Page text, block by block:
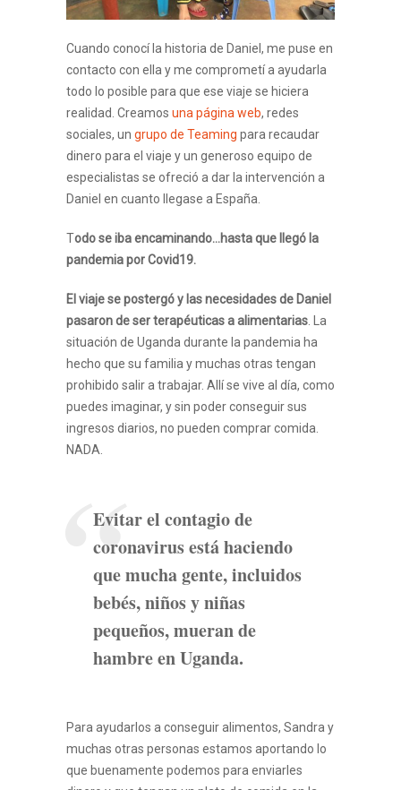
Cuando conocí la historia de Daniel, me puse en
contacto con ella y me comprometí a ayudarla
todo lo posible para que ese viaje se hiciera
realidad. Creamos una página web, redes
sociales, un grupo de Teaming para recaudar
dinero para el viaje y un generoso equipo de
especialistas se ofreció a dar la intervención a
Daniel en cuanto llegase a España.
Todo se iba encaminando…hasta que llegó la
pandemia por Covid19.
El viaje se postergó y las necesidades de Daniel
pasaron de ser terapéuticas a alimentarias. La
situación de Uganda durante la pandemia ha
hecho que su familia y muchas otras tengan
prohibido salir a trabajar. Allí se vive al día, como
puedes imaginar, y sin poder conseguir sus
ingresos diarios, no pueden comprar comida.
NADA.
Evitar el contagio de
coronavirus está haciendo
que mucha gente, incluidos
bebés, niños y niñas
pequeños, mueran de
hambre en Uganda.
Para ayudarlos a conseguir alimentos, Sandra y
muchas otras personas estamos aportando lo
que buenamente podemos para enviarles